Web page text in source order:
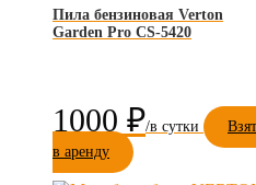
Пила бензиновая Verton
Garden Pro CS-5420
1000 ₽
в аренду